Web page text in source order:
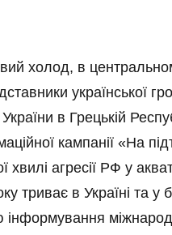
холод, в
української
в Грецькій
кампанії «На
агресії РФ у
триває в Україні та у
інформування